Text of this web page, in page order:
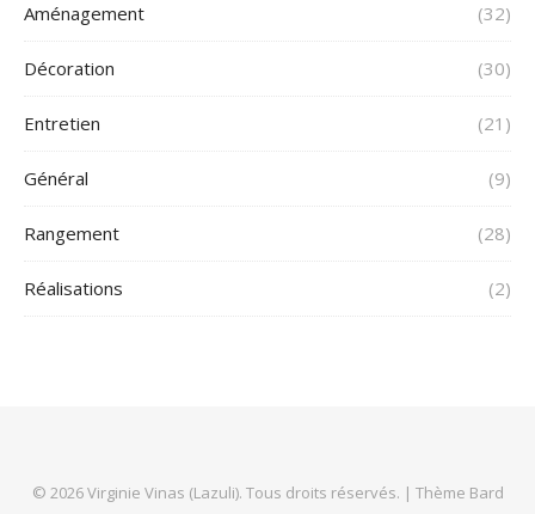
Aménagement (32)
Décoration (30)
Entretien (21)
Général (9)
Rangement (28)
Réalisations (2)
© 2026 Virginie Vinas (Lazuli). Tous droits réservés. | Thème Bard